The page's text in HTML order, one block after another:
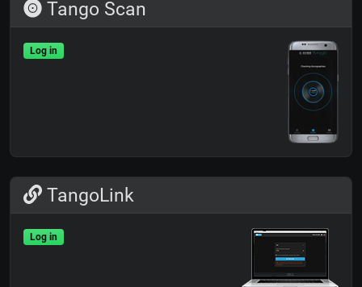
Tango Scan
Log in
TangoLink
Log in